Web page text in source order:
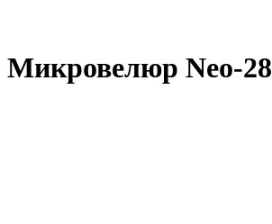
Микровелюр Neo-28